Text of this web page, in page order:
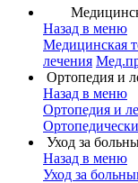
Назад в меню
Медицинская
лечения
Ортопедия и
Назад в меню
Ортопедия и
Уход за
Назад в меню
Уход за